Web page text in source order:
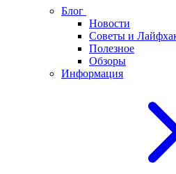
Блог
Новости
Советы и
Полезное
Обзоры
Информация